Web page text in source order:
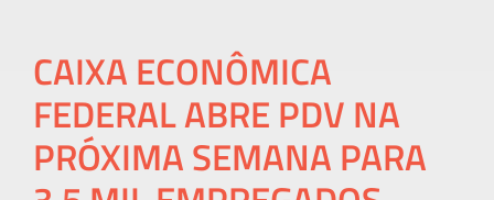
CAIXA ECONÔMICA
FEDERAL ABRE PDV NA
PRÓXIMA SEMANA PARA